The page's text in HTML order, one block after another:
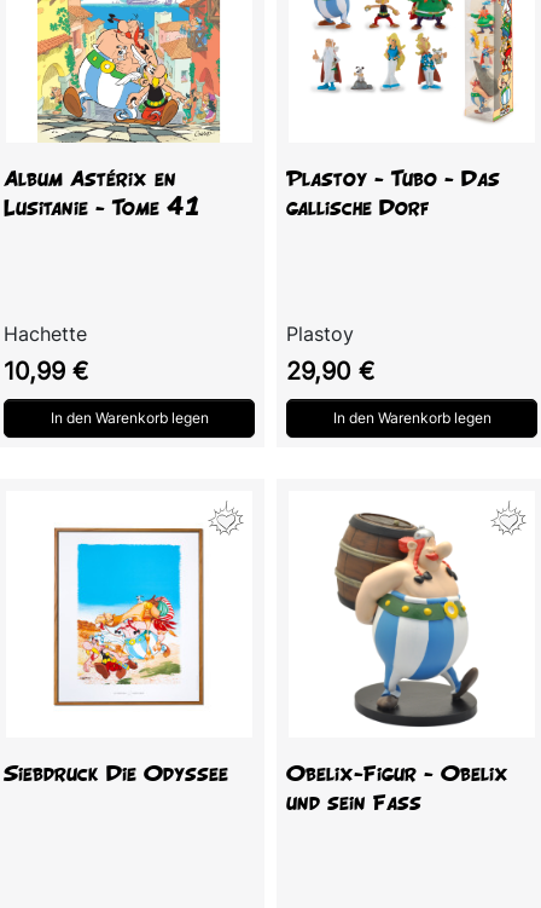
Album Astérix en
Lusitanie - Tome 41
Hachette
Preis
10,99 €
In den Warenkorb legen
Plastoy - Tubo - Das
gallische Dorf
Plastoy
Preis
29,90 €
In den Warenkorb legen
Siebdruck Die Odyssee
Obelix-Figur - Obelix
und sein Fass